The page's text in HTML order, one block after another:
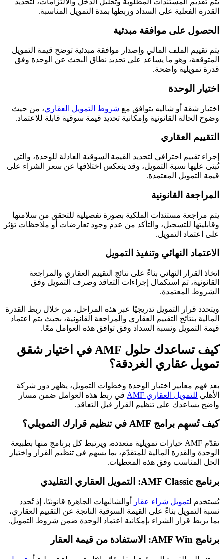
القدرة الفعلية على السداد وربطها بمدة التمويل المناسبة.
الحصول على موافقة مبدئية
يتم تقييم الملف المالي وإصدار موافقة مبدئية توضح قيمة التمويل
المتوقعة، وهو ما يساعد على تحديد نطاق البحث عن الوحدة وفق
قدرة تمويلية واضحة.
اختيار الوحدة
اختيار شقة أو شاليه يتوافق مع شروط التمويل العقاري، من حيث
وضوح الحالة القانونية وإمكانية تحديد قيمة سوقية قابلة للاعتماد.
التقييم العقاري
إجراء تقييم احترافي لتحديد القيمة السوقية العادلة للوحدة، والتي
تُبنى عليها نسبة التمويل، وقد ينعكس اختلافها عن سعر الشراء على
قيمة التمويل المعتمدة.
المراجعة القانونية
يتم مراجعة مستندات الملكية بصورة تفصيلية للتحقق من سلامتها
وقابليتها للتسجيل، والتأكد من عدم وجود تعارضات أو ملاحظات تؤثر
على اعتماد التمويل.
الاعتماد النهائي وتنفيذ التمويل
اتخاذ القرار النهائي بناءً على نتائج التقييم العقاري والمراجعة
القانونية، ثم استكمال إجراءات التعاقد وصرف التمويل وفق
الشروط المعتمدة.
ويتحدد قرار التمويل تدريجيًا عبر هذه المراحل، من خلال ربط القدرة
المالية بنتائج التقييم العقاري والمراجعة القانونية، بحيث يتم اعتماد
قيمة التمويل ونسبة السداد وفق توافق هذه العوامل معًا.
كيف تساعدك حلول AMF في اختيار شقق
تمويل عقاري الغردقة؟
بعد فهم معايير اختيار الوحدة وخطوات التمويل، يظهر دور شركة
الأهلي للتمويل العقاري AMF
في ربط هذه العوامل ضمن مسار
واضح يساعدك على تنظيم القرار قبل التعاقد.
كيف تُسهِم برامج AMF في تنظيم قرارك التمويلي؟
تقدّم AMF خيارات تمويلية متعددة، ويرتبط كل برنامج منها بطبيعة
الوحدة والقدرة المالية للمتقدّم، بما يسهم في تنظيم القرار واختيار
الحل المناسب وفق هذه المعطيات.
برنامج AMF Classic: التمويل العقاري التقليدي
يُستخدم لتمويل شراء عقار
أوالشاليهات الجاهزة قانونيًا، إذ تُحدد
نسبة التمويل بناءً على القيمة السوقية الناتجة عن التقييم العقاري،
بما يربط قرار الشراء بإمكانية اعتماد الوحدة ضمن شروط التمويل.
برنامج AMF Win: الاستفادة من قيمة العقار